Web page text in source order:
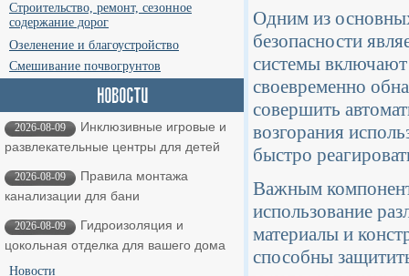
Строительство, ремонт, сезонное
содержание дорог
Озеленение и благоустройство
Смешивание почвогрунтов
2026-08-09
Инклюзивные игровые и
развлекательные центры для детей
2026-08-09
Правила монтажа
канализации для бани
2026-08-09
Гидроизоляция и
цокольная отделка для вашего дома
Новости
Одним из
безопасности
системы включают
своевременно
совершить
возгорания
быстро
Важным
использование
материалы и
способны